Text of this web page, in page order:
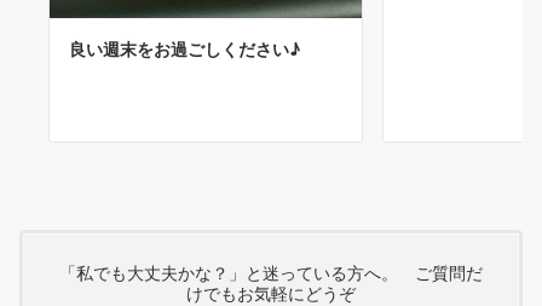
良い週末をお過ごしください♪
「私でも大丈夫かな？」と迷っている方へ。 ご質問だ
けでもお気軽にどうぞ